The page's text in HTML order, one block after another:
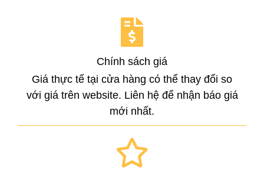
Chính sách giá
Giá thực tế tại cửa hàng có thể thay đổi so
với giá trên website. Liên hệ để nhận báo giá
mới nhất.